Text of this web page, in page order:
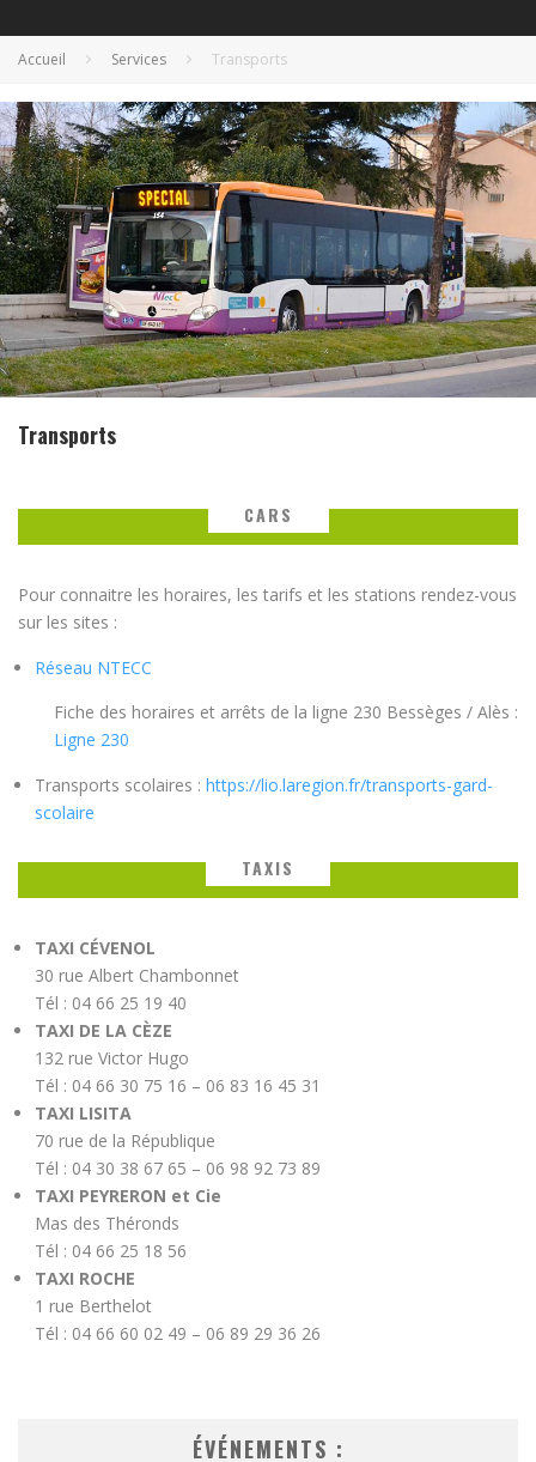
Accueil Services Transports
Transports
CARS
Pour connaitre les horaires, les tarifs et les stations rendez-vous
sur les sites :
Réseau NTECC
Fiche des horaires et arrêts de la ligne 230 Bessèges / Alès :
Ligne 230
Transports scolaires : https://lio.laregion.fr/transports-gard-
scolaire
TAXIS
TAXI CÉVENOL
30 rue Albert Chambonnet
Tél : 04 66 25 19 40
TAXI DE LA CÈZE
132 rue Victor Hugo
Tél : 04 66 30 75 16 – 06 83 16 45 31
TAXI LISITA
70 rue de la République
Tél : 04 30 38 67 65 – 06 98 92 73 89
TAXI PEYRERON et Cie
Mas des Théronds
Tél : 04 66 25 18 56
TAXI ROCHE
1 rue Berthelot
Tél : 04 66 60 02 49 – 06 89 29 36 26
ÉVÉNEMENTS :